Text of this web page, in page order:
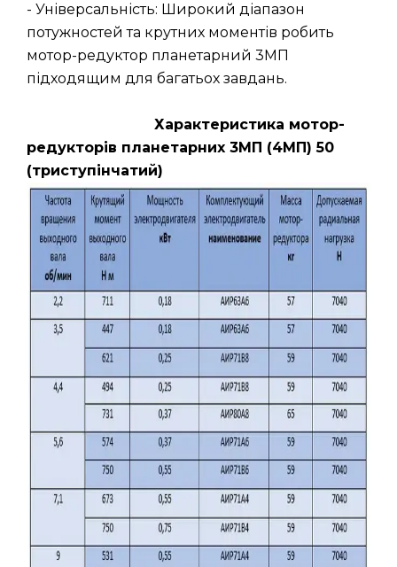
- Універсальність: Широкий діапазон
потужностей та крутних моментів робить
мотор-редуктор планетарний 3МП
підходящим для багатьох завдань.
Характеристика мотор-
редукторів планетарних 3МП (4МП) 50
(триступінчатий)